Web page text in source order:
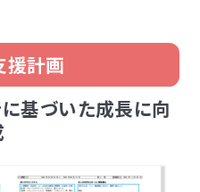
援計画
基づいた成長に向